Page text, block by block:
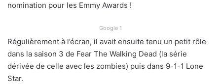
nomination pour les Emmy Awards !
Google 1
Régulièrement à l’écran, il avait ensuite tenu un petit rôle
dans la saison 3 de Fear The Walking Dead (la série
dérivée de celle avec les zombies) puis dans 9-1-1 Lone
Star.